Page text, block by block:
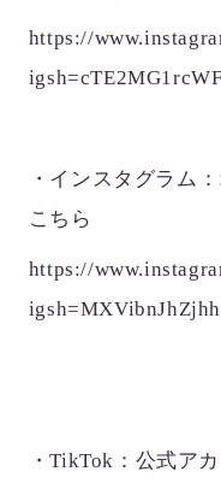
https://
・インスタグラム
こちら
https://
・TikTok：公式ア